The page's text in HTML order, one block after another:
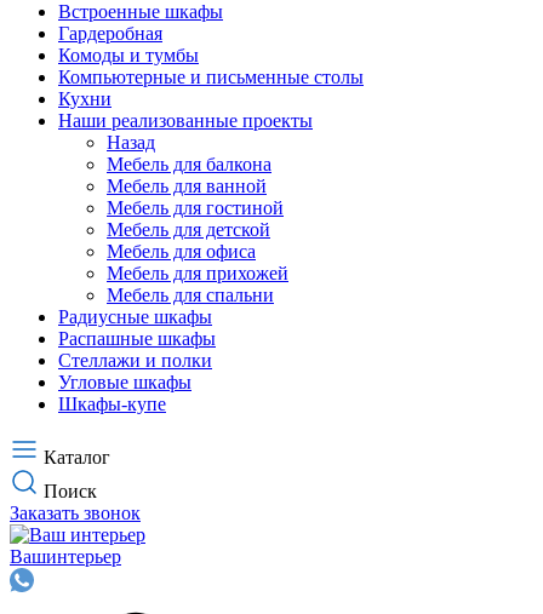
Встроенные шкафы
Гардеробная
Комоды и тумбы
Компьютерные и письменные столы
Кухни
Наши реализованные проекты
Назад
Мебель для балкона
Мебель для ванной
Мебель для гостиной
Мебель для детской
Мебель для офиса
Мебель для прихожей
Мебель для спальни
Радиусные шкафы
Распашные шкафы
Стеллажи и полки
Угловые шкафы
Шкафы-купе
Каталог
Поиск
Заказать звонок
Вашинтерьер